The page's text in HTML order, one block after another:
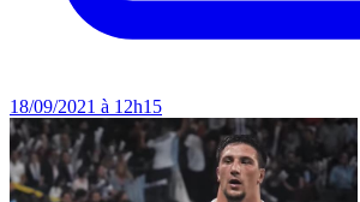
18/09/2021 à 12h15